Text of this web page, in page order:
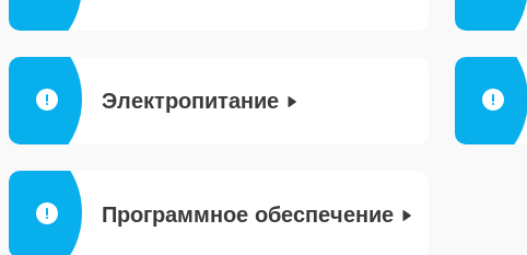
Электропитание
Программное обеспечение